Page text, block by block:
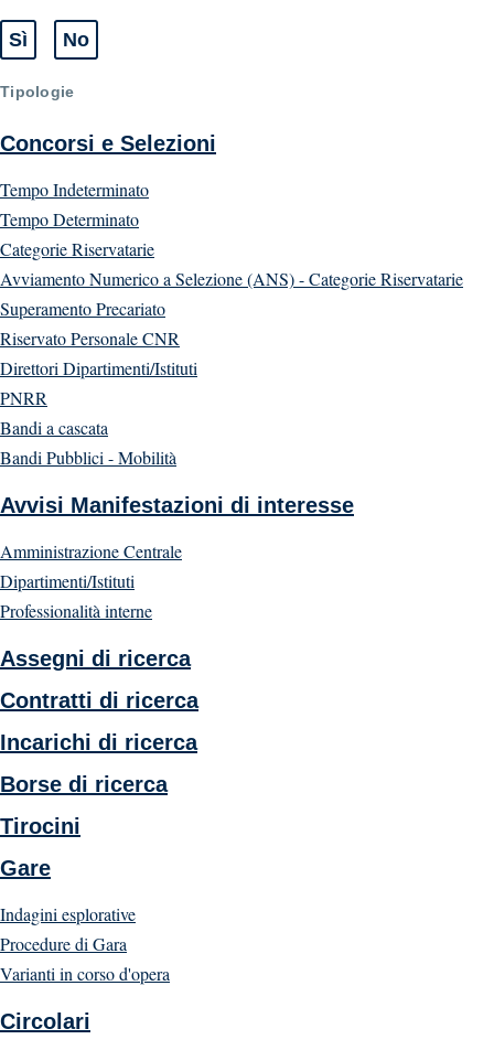
Sì
Tipologie
Concorsi e Selezioni
Tempo Indeterminato
Tempo Determinato
Categorie Riservatarie
Avviamento Numerico a Selezione (ANS) - Categorie Riservatarie
Superamento Precariato
Riservato Personale CNR
Direttori Dipartimenti/Istituti
PNRR
Bandi a cascata
Bandi Pubblici - Mobilità
Avvisi Manifestazioni di interesse
Amministrazione Centrale
Dipartimenti/Istituti
Professionalità interne
Assegni di ricerca
Contratti di ricerca
Incarichi di ricerca
Borse di ricerca
Tirocini
Gare
Indagini esplorative
Procedure di Gara
Varianti in corso d'opera
Circolari